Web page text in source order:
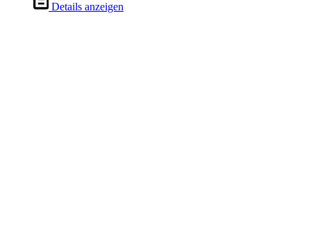
Details anzeigen